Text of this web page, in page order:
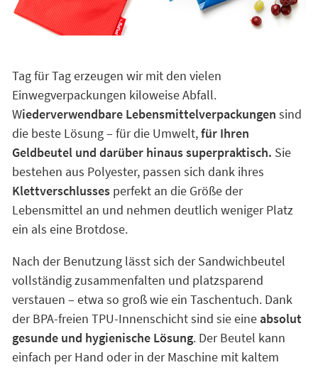
Tag für Tag erzeugen wir mit den vielen
Einwegverpackungen kiloweise Abfall.
Wiederverwendbare Lebensmittelverpackungen sind
die beste Lösung – für die Umwelt,für Ihren
Geldbeutel und darüber hinaus superpraktisch. Sie
bestehen aus Polyester, passen sich dank ihres
Klettverschlusses perfekt an die Größe der
Lebensmittel an und nehmen deutlich weniger Platz
ein als eine Brotdose.
Nach der Benutzung lässt sich der Sandwichbeutel
vollständig zusammenfalten und platzsparend
verstauen – etwa so groß wie ein Taschentuch. Dank
der BPA-freien TPU-Innenschicht sind sie eineabsolut
gesunde und hygienische Lösung. Der Beutel kann
einfach per Hand oder in der Maschine mit kaltem